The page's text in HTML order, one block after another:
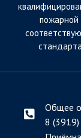
пожарной
Общее
8